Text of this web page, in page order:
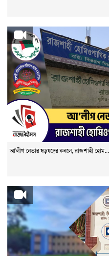
আ'লীগ নেতার ষড়যন্ত্রের কবলে, রাজশাহী হোম...